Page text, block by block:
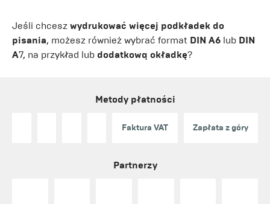
Jeśli chcesz wydrukować więcej podkładek do
pisania, możesz również wybrać format DIN A6 lub DIN
A7, na przykład lub dodatkową okładkę?
Metody płatności
Faktura VAT Zapłata z góry
Partnerzy